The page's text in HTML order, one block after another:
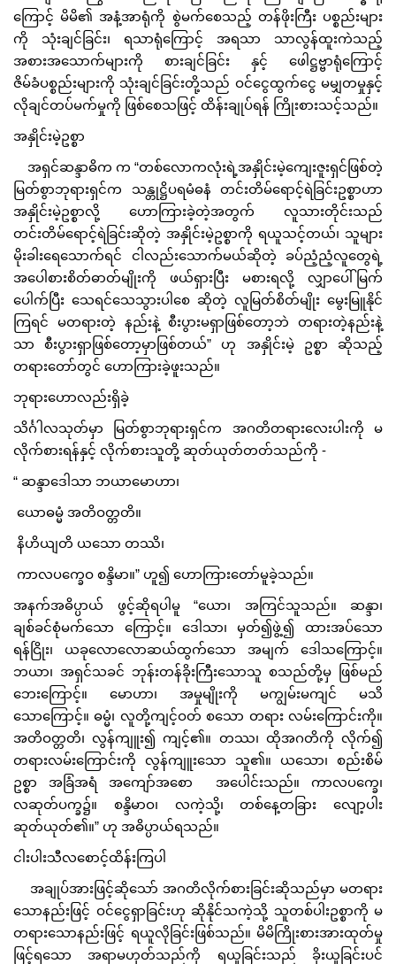
ကြောင့် မိမိ၏ အနံ့အာရုံကို စွဲမက်စေသည့် တန်ဖိုးကြီး ပစ္စည်းများ
ကို သုံးချင်ခြင်း၊ ရသာရုံကြောင့် အရသာ သာလွန်ထူးကဲသည့်
အစားအသောက်များကို စားချင်ခြင်း နှင့် ဖေါဋ္ဌဗ္ဗာရုံကြောင့်
ဇိမ်ခံပစ္စည်းများကို သုံးချင်ခြင်းတို့သည် ဝင်ငွေထွက်ငွေ မမျှတမှုနှင့်
လိုချင်တပ်မက်မှုကို ဖြစ်စေသဖြင့် ထိန်းချုပ်ရန် ကြိုးစားသင့်သည်။
အနှိုင်းမဲ့ဥစ္စာ
အရှင်ဆန္ဒာဓိက က “တစ်လောကလုံးရဲ့အနှိုင်းမဲ့ကျေးဇူးရှင်ဖြစ်တဲ့
မြတ်စွာဘုရားရှင်က သန္တုဋ္ဌိပရမံဓနံ တင်းတိမ်ရောင့်ရဲခြင်းဥစ္စာဟာ
အနှိုင်းမဲ့ဥစ္စာလို့ ဟောကြားခဲ့တဲ့အတွက် လူသားတိုင်းသည်
တင်းတိမ်ရောင့်ရဲခြင်းဆိုတဲ့ အနှိုင်းမဲ့ဥစ္စာကို ရယူသင့်တယ်၊ သူများ
မိုးခါးရေသောက်ရင် ငါလည်းသောက်မယ်ဆိုတဲ့ ခပ်ညံ့ညံ့လူတွေရဲ့
အပေါစားစိတ်ဓာတ်မျိုးကို ဖယ်ရှားပြီး မစားရလို့ လျှာပေါ်မြက်
ပေါက်ပြီး သေရင်သေသွားပါစေ ဆိုတဲ့ လူမြတ်စိတ်မျိုး မွေးမြူနိုင်
ကြရင် မတရားတဲ့ နည်းနဲ့ စီးပွားမရှာဖြစ်တော့ဘဲ တရားတဲ့နည်းနဲ့
သာ စီးပွားရှာဖြစ်တော့မှာဖြစ်တယ်” ဟု အနှိုင်းမဲ့ ဥစ္စာ ဆိုသည့်
တရားတော်တွင် ဟောကြားခဲ့ဖူးသည်။
ဘုရားဟောလည်းရှိခဲ့
သိင်္ဂါလသုတ်မှာ မြတ်စွာဘုရားရှင်က အဂတိတရားလေးပါးကို မ
လိုက်စားရန်နှင့် လိုက်စားသူတို့ ဆုတ်ယုတ်တတ်သည်ကို -
“ ဆန္ဒာဒေါသာ ဘယာမောဟာ၊
ယောဓမ္မံ အတိဝတ္တတိ။
နိဟိယျတိ ယသော တဿိ၊
ကာလပက္ခေဝ စန္ဒိမာ။” ဟူ၍‌ ဟောကြားတော်မူခဲ့သည်။
အနက်အဓိပ္ပာယ် ဖွင့်ဆိုရပါမူ “ယော၊ အကြင်သူသည်။ ဆန္ဒာ၊
ချစ်ခင်စုံမက်သော ကြောင့်။ ဒေါသာ၊ မှတ်၍ဖွဲ့၍ ထားအပ်သော
ရန်ငြိုး၊ ယခုလောလောဆယ်ထွက်သော အမျက် ဒေါသကြောင့်။
ဘယာ၊ အရှင်သခင် ဘုန်းတန်ခိုးကြီးသောသူ စသည်တို့မှ ဖြစ်မည်
ဘေးကြောင့်။ မောဟာ၊ အမှုမျိုးကို မကျွမ်းမကျင် မသိ
သောကြောင့်။ ဓမ္မံ၊ လူတို့ကျင့်ဝတ် စ‌သော တရား လမ်းကြောင်းကို။
အတိဝတ္တတိ၊ လွန်ကျူး၍ ကျင့်၏။ တဿ၊ ထိုအဂတိကို လိုက်၍
တရားလမ်းကြောင်းကို လွန်ကျူးသော သူ၏။ ယသော၊ စည်းစိမ်
ဥစ္စာ အခြံအရံ အကျော်အစော အပေါင်းသည်။ ကာလပက္ခေ၊
လဆုတ်ပက္ခ၌။ စန္ဒိမာဝ၊ လကဲ့သို့၊ တစ်နေ့တခြား ‌လျော့ပါး
ဆုတ်ယုတ်၏။” ဟု အဓိပ္ပာယ်ရသည်။
ငါးပါးသီလစောင့်ထိန်းကြပါ
အချုပ်အားဖြင့်ဆိုသော် အဂတိလိုက်စားခြင်းဆိုသည်မှာ မတရား
သောနည်းဖြင့် ဝင်ငွေရှာခြင်းဟု ဆိုနိုင်သကဲ့သို့ သူတစ်ပါးဥစ္စာကို မ
တရားသောနည်းဖြင့် ရယူလိုခြင်းဖြစ်သည်။ မိမိကြိုးစားအားထုတ်မှု
ဖြင့်ရသော အရာမဟုတ်သည်ကို ရယူခြင်းသည် ခိုးယူခြင်းပင်